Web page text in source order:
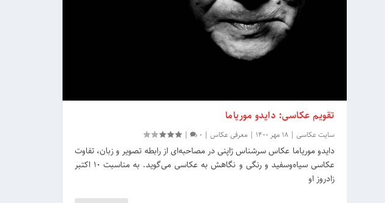
تقویم عکاسی: دایدو موریاما
سایت عکاسی |18 مهر 1400 |معرفی عکاس |
0
|
دایدو موریاما عکاس سرشناس ژاپنی در مصاحبه‌ای از رابطه تصویر و زبان، تفاوت
عکاسی سیاه‌وسفید و رنگی و نگاهش به عکاسی می‌گوید. به مناسبت 10 اکتبر
زادروز او